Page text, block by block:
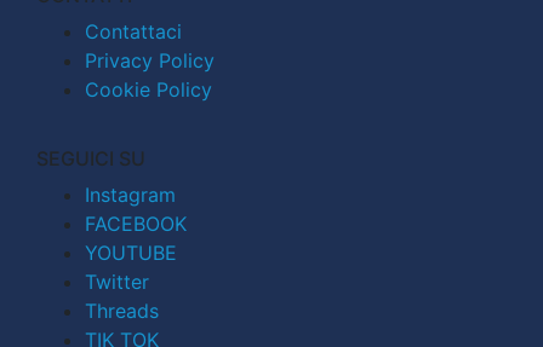
Contattaci
Privacy Policy
Cookie Policy
SEGUICI SU
Instagram
FACEBOOK
YOUTUBE
Twitter
Threads
TIK TOK